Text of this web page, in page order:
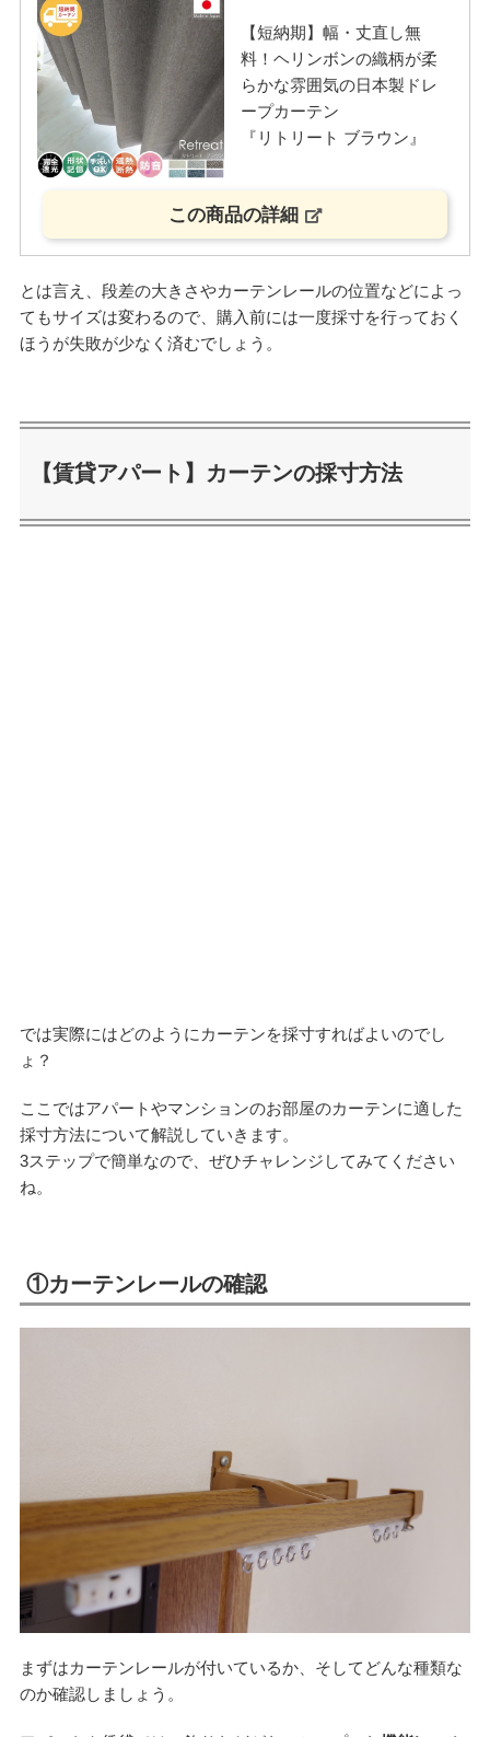
【短納期】幅・丈直し無
料！ヘリンボンの織柄が柔
らかな雰囲気の日本製ドレ
ープカーテン
『リトリート ブラウン』
この商品の詳細
とは言え、段差の大きさやカーテンレールの位置などによっ
てもサイズは変わるので、購入前には一度採寸を行っておく
ほうが失敗が少なく済むでしょう。
【賃貸アパート】カーテンの採寸方法
では実際にはどのようにカーテンを採寸すればよいのでし
ょ？
ここではアパートやマンションのお部屋のカーテンに適した
採寸方法について解説していきます。
3ステップで簡単なので、ぜひチャレンジしてみてください
ね。
①カーテンレールの確認
まずはカーテンレールが付いているか、そしてどんな種類な
のか確認しましょう。